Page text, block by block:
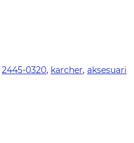
2445-0320, karcher, aksesuari